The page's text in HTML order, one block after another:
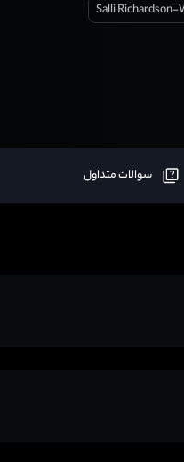
Salli
سوالات متداول